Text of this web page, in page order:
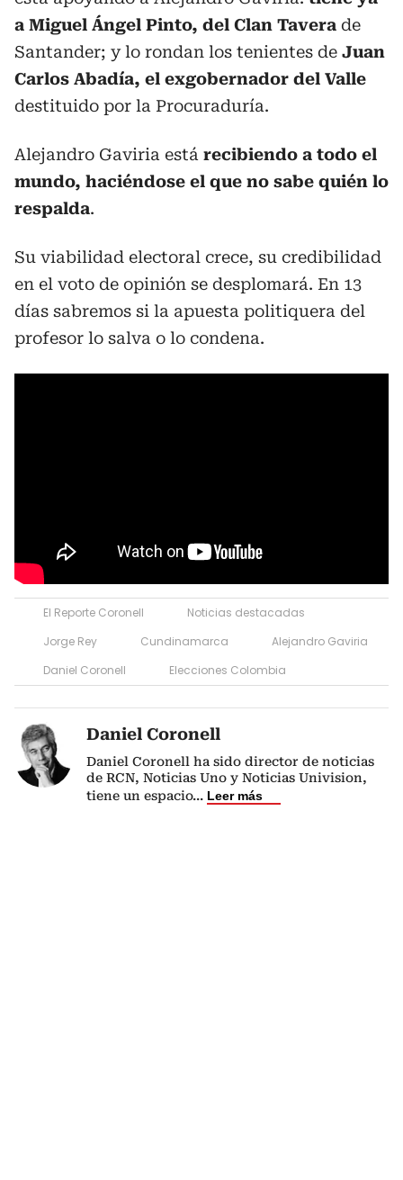
a Miguel Ángel Pinto, del Clan Tavera de
Santander; y lo rondan los tenientes de Juan
Carlos Abadía, el exgobernador del Valle
destituido por la Procuraduría.
Alejandro Gaviria está recibiendo a todo el
mundo, haciéndose el que no sabe quién lo
respalda.
Su viabilidad electoral crece, su credibilidad
en el voto de opinión se desplomará. En 13
días sabremos si la apuesta politiquera del
profesor lo salva o lo condena.
El Reporte Coronell
Noticias destacadas
Jorge Rey
Cundinamarca
Alejandro Gaviria
Daniel Coronell
Elecciones Colombia
Daniel Coronell
Daniel Coronell ha sido director de noticias
de RCN, Noticias Uno y Noticias Univision,
tiene un espacio... Leer más